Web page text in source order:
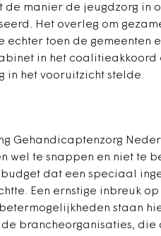
de manier de jeugdzorg in
Het overleg om
echter toen de gemeenten
in het coalitieakkoord
in het vooruitzicht stelde.
Gehandicaptenzorg
wel te snappen en niet te
dat een speciaal
Een ernstige inbreuk op
staan
de brancheorganisaties,